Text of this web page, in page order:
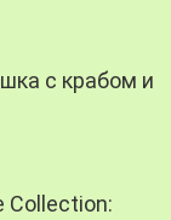
с крабом и
Collection: